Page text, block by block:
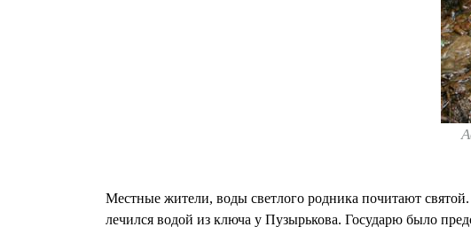
Местные жители, воды светлого родника почитают
лечился водой из ключа у Пузырькова. Государю было